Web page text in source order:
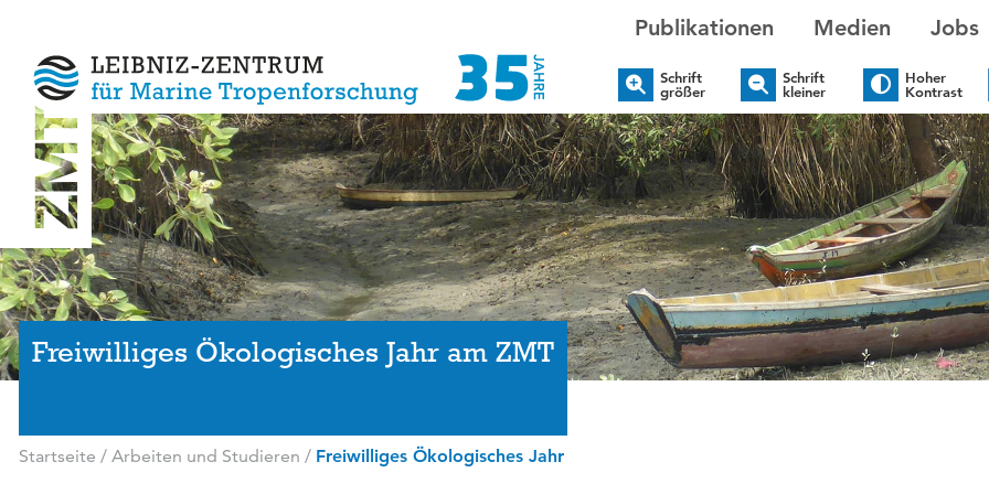
Publikationen Medien Jobs
Schrift
größer
Schrift
kleiner
Hoher
Kontrast
Freiwilliges Ökologisches Jahr am ZMT
Startseite / Arbeiten und Studieren / Freiwilliges Ökologisches Jahr